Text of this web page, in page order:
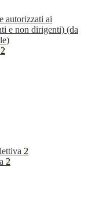
autorizzati ai
e non dirigenti) (da
2
2
2